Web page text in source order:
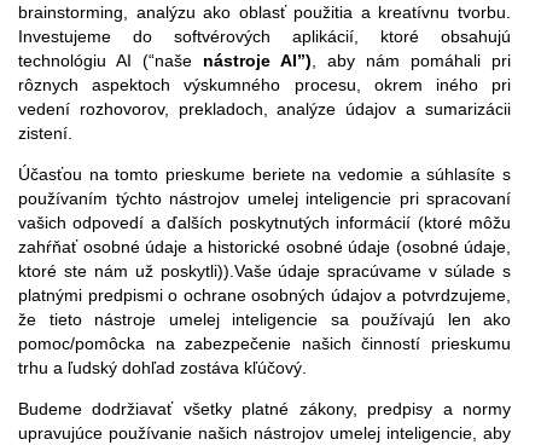
brainstorming, analýzu ako oblasť použitia a kreatívnu tvorbu.
Investujeme do softvérových aplikácií, ktoré obsahujú
technológiu AI (“naše nástroje AI”) , aby nám pomáhali pri
rôznych aspektoch výskumného procesu, okrem iného pri
vedení rozhovorov, prekladoch, analýze údajov a sumarizácii
zistení.
Účasťou na tomto prieskume beriete na vedomie a súhlasíte s
používaním týchto nástrojov umelej inteligencie pri spracovaní
vašich odpovedí a ďalších poskytnutých informácií (ktoré môžu
zahŕňať osobné údaje a historické osobné údaje (osobné údaje,
ktoré ste nám už poskytli)).Vaše údaje spracúvame v súlade s
platnými predpismi o ochrane osobných údajov a potvrdzujeme,
že tieto nástroje umelej inteligencie sa používajú len ako
pomoc/pomôcka na zabezpečenie našich činností prieskumu
trhu a ľudský dohľad zostáva kľúčový.
Budeme dodržiavať všetky platné zákony, predpisy a normy
upravujúce používanie našich nástrojov umelej inteligencie, aby